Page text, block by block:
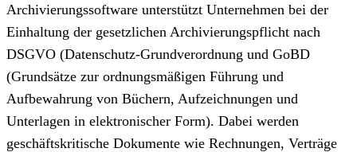
Archivierungssoftware unterstützt Unternehmen bei der
Einhaltung der gesetzlichen Archivierungspflicht nach
DSGVO (Datenschutz-Grundverordnung und GoBD
(Grundsätze zur ordnungsmäßigen Führung und
Aufbewahrung von Büchern, Aufzeichnungen und
Unterlagen in elektronischer Form). Dabei werden
geschäftskritische Dokumente wie Rechnungen, Verträge